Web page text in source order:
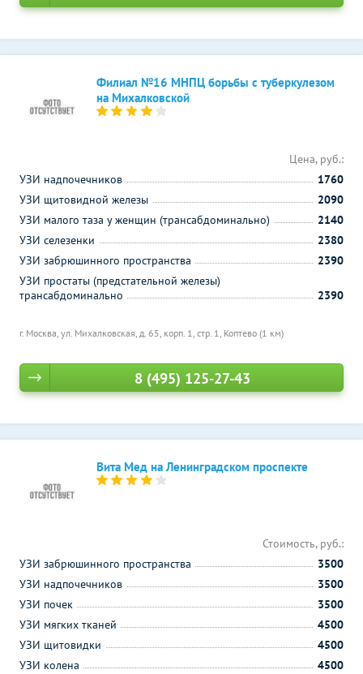
Филиал №16 МНПЦ борьбы с туберкулезом
на Михалковской
г. Москва, ул. Михалковская, д. 65, корп. 1, стр. 1, Коптево (1 км)
Цена, руб.:
УЗИ надпочечников
1760
УЗИ щитовидной железы
2090
УЗИ малого таза у женщин (трансабдоминально)
2140
УЗИ селезенки
2380
УЗИ забрюшинного пространства
2390
УЗИ простаты (предстательной железы)
трансабдоминально
2390
8 (495) 125-27-43
Вита Мед на Ленинградском проспекте
Стоимость, руб.:
УЗИ забрюшинного пространства
3500
УЗИ надпочечников
3500
УЗИ почек
3500
УЗИ мягких тканей
4500
УЗИ щитовидки
4500
УЗИ колена
4500